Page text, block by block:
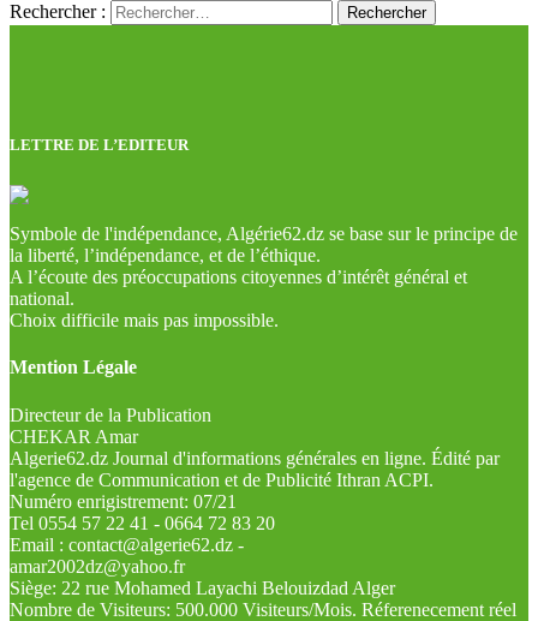
Rechercher :
LETTRE DE L’EDITEUR
Symbole de l'indépendance, Algérie62.dz se base sur le principe de
la liberté, l’indépendance, et de l’éthique.
A l’écoute des préoccupations citoyennes d’intérêt général et
national.
Choix difficile mais pas impossible.
Mention Légale
Directeur de la Publication
CHEKAR Amar
Algerie62.dz Journal d'informations générales en ligne. Édité par
l'agence de Communication et de Publicité Ithran ACPI.
Numéro enrigistrement: 07/21
Tel 0554 57 22 41 - 0664 72 83 20
Email : contact@algerie62.dz -
amar2002dz@yahoo.fr
Siège: 22 rue Mohamed Layachi Belouizdad Alger
Nombre de Visiteurs: 500.000 Visiteurs/Mois. Réferenecement réel